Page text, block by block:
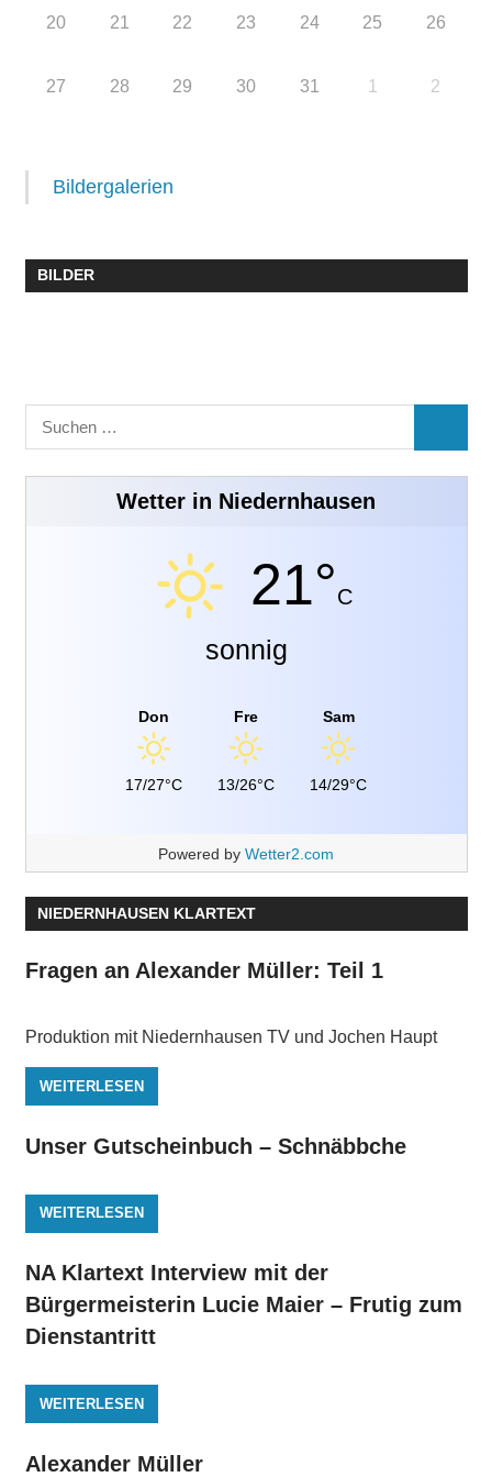
20 21 22 23 24 25 26
27 28 29 30 31 1 2
Bildergalerien
BILDER
Suchen
nach:
Wetter in Niedernhausen
21°C
sonnig
Don
17/27°C
Fre
13/26°C
Sam
14/29°C
Powered by Wetter2.com
NIEDERNHAUSEN KLARTEXT
Fragen an Alexander Müller: Teil 1
Produktion mit Niedernhausen TV und Jochen Haupt
WEITERLESEN
Unser Gutscheinbuch – Schnäbbche
WEITERLESEN
NA Klartext Interview mit der
Bürgermeisterin Lucie Maier – Frutig zum
Dienstantritt
WEITERLESEN
Alexander Müller